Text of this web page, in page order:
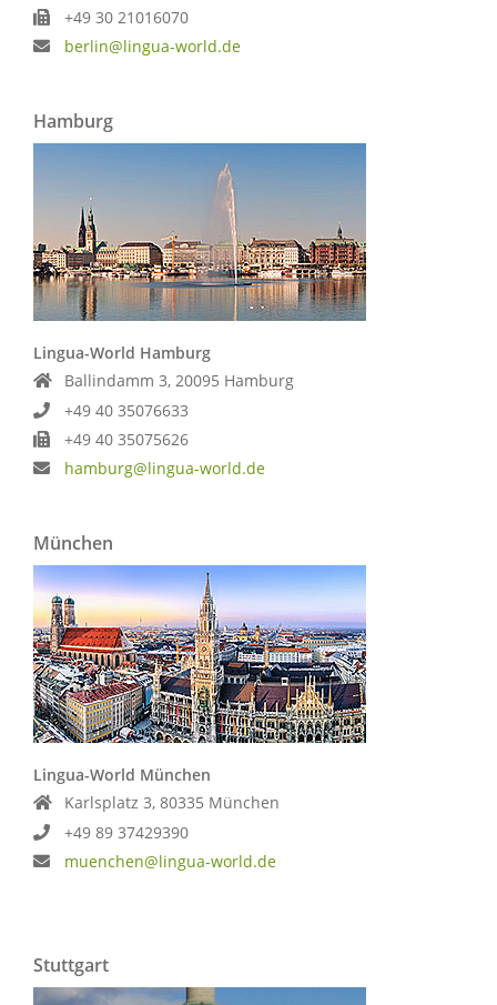
+49 30 21016070
berlin@lingua-world.de
Lingua-World Hamburg
Ballindamm 3, 20095 Hamburg
+49 40 35076633
+49 40 35075626
hamburg@lingua-world.de
Hamburg
Lingua-World München
Karlsplatz 3, 80335 München
+49 89 37429390
muenchen@lingua-world.de
München
Stuttgart